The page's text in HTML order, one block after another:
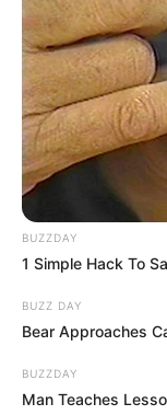
BUZZDAY
1 Simple Hack To
BUZZ DAY
Bear Approaches
BUZZDAY
Man Teaches